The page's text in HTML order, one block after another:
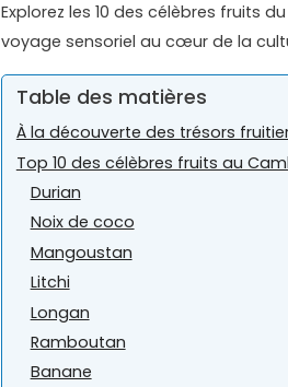
Explorez les 10 des célèbres fruits
voyage sensoriel au cœur de la
Table des matières
À la découverte des trésors
Top 10 des célèbres fruits au
Durian
Noix de coco
Mangoustan
Litchi
Longan
Ramboutan
Banane